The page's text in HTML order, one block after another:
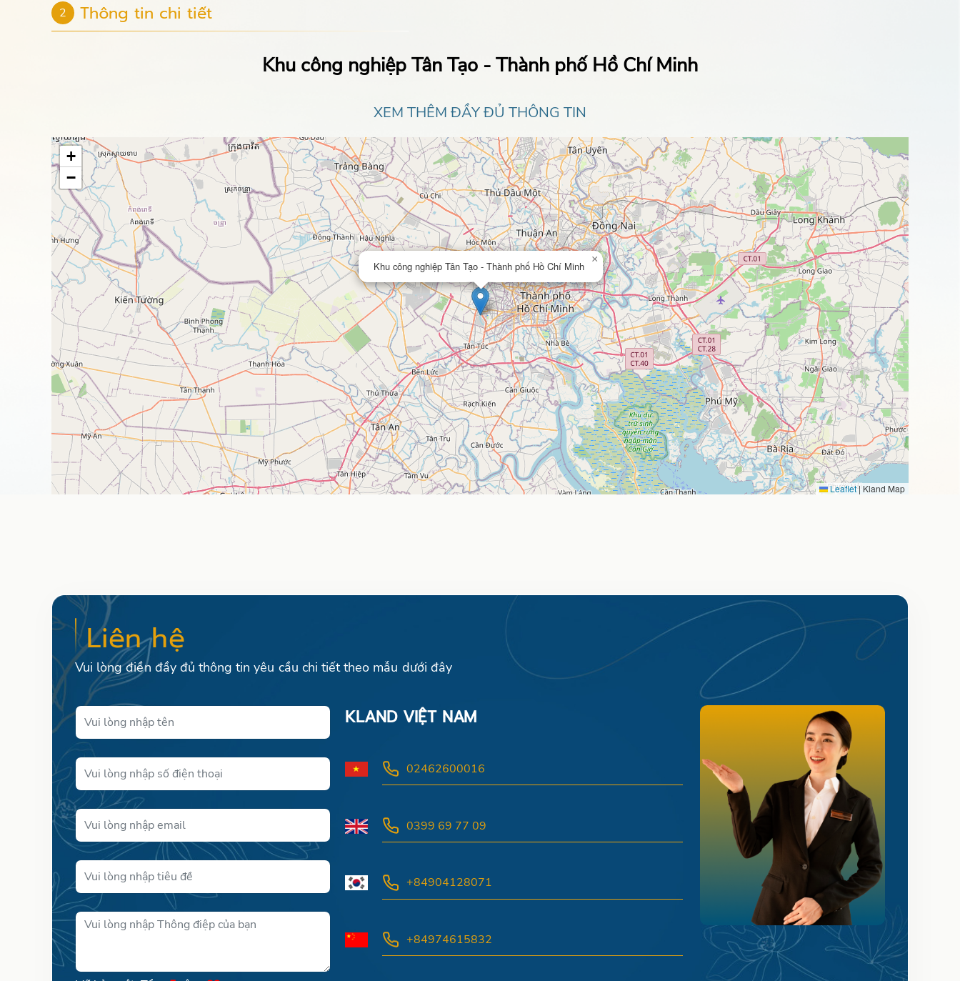
2 Thông tin chi tiết
Khu công nghiệp Tân Tạo - Thành phố Hồ Chí Minh
XEM THÊM ĐẦY ĐỦ THÔNG TIN
Khu công nghiệp Tân Tạo - Thành phố Hồ Chí Minh
×
+
−
Leaflet|Kland Map
Liên hệ
Vui lòng điền đầy đủ thông tin yêu cầu chi tiết theo mẫu dưới đây
KLAND VIỆT NAM
02462600016
0399 69 77 09
+84904128071
+84974615832